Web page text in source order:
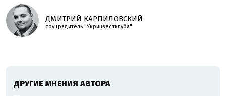
ДМИТРИЙ КАРПИЛОВСКИЙ
соучредитель "Укринвестклуба"
ДРУГИЕ МНЕНИЯ АВТОРА